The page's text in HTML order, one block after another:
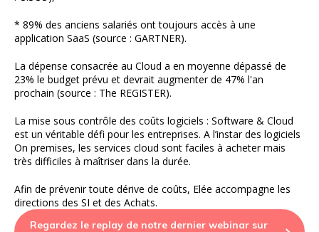
* 89% des anciens salariés ont toujours accès à une
application SaaS (source : GARTNER).
La dépense consacrée au Cloud a en moyenne dépassé de
23% le budget prévu et devrait augmenter de 47% l'an
prochain (source : The REGISTER).
La mise sous contrôle des coûts logiciels : Software & Cloud
est un véritable défi pour les entreprises. A l’instar des logiciels
On premises, les services cloud sont faciles à acheter mais
très difficiles à maîtriser dans la durée.
Afin de prévenir toute dérive de coûts, Elée accompagne les
directions des SI et des Achats.
Regardez le replay de notre dernier webinar sur